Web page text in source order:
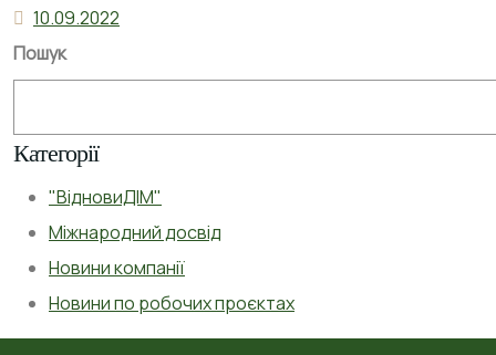
10.09.2022
Пошук
Категорії
"ВідновиДІМ"
Міжнародний досвід
Новини компанії
Новини по робочих проєктах